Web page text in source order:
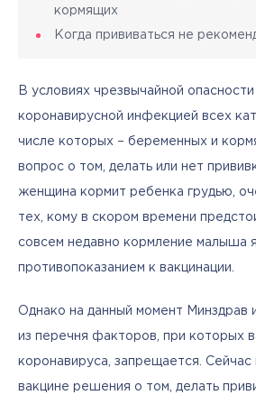
кормящих
Когда прививаться не
В условиях чрезвычайной
коронавирусной инфекцией всех
числе которых – беременных и
вопрос о том, делать или нет
женщина кормит ребенка грудью,
тех, кому в скором времени
совсем недавно кормление малыша
противопоказанием к вакцинации.
Однако на данный момент Минздрав
из перечня факторов, при которых
коронавируса, запрещается. Сейчас
вакцине решения о том, делать